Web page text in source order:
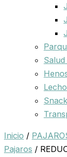
Inicio /
Pajaros /